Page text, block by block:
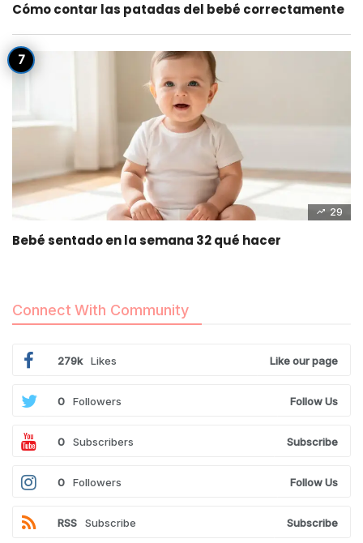
Cómo contar las patadas del bebé correctamente
29
Bebé sentado en la semana 32 qué hacer
Connect With Community
279k Likes Like our page
0 Followers Follow Us
0 Subscribers Subscribe
0 Followers Follow Us
RSS Subscribe Subscribe